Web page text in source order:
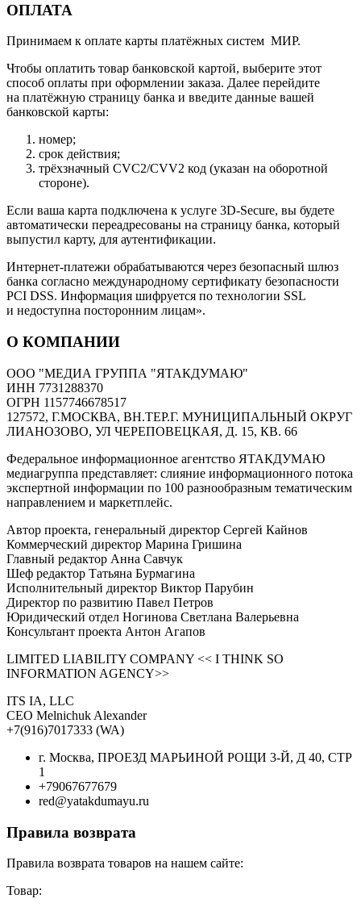
ОПЛАТА
Принимаем к оплате карты платёжных систем МИР.
Чтобы оплатить товар банковской картой, выберите этот
способ оплаты при оформлении заказа. Далее перейдите
на платёжную страницу банка и введите данные вашей
банковской карты:
номер;
срок действия;
трёхзначный CVC2/CVV2 код (указан на оборотной
стороне).
Если ваша карта подключена к услуге 3D-Secure, вы будете
автоматически переадресованы на страницу банка, который
выпустил карту, для аутентификации.
Интернет-платежи обрабатываются через безопасный шлюз
банка согласно международному сертификату безопасности
PCI DSS. Информация шифруется по технологии SSL
и недоступна посторонним лицам».
О КОМПАНИИ
ООО "МЕДИА ГРУППА "ЯТАКДУМАЮ"
ИНН 7731288370
ОГРН 1157746678517
127572, Г.МОСКВА, ВН.ТЕР.Г. МУНИЦИПАЛЬНЫЙ ОКРУГ
ЛИАНОЗОВО, УЛ ЧЕРЕПОВЕЦКАЯ, Д. 15, КВ. 66
Федеральное информационное агентство ЯТАКДУМАЮ
медиагруппа представляет: слияние информационного потока
экспертной информации по 100 разнообразным тематическим
направлением и маркетплейс.
Автор проекта, генеральный директор Сергей Кайнов
Коммерческий директор Марина Гришина
Главный редактор Анна Савчук
Шеф редактор Татьяна Бурмагина
Исполнительный директор Виктор Парубин
Директор по развитию Павел Петров
Юридический отдел Ногинова Светлана Валерьевна
Консультант проекта Антон Агапов
LIMITED LIABILITY COMPANY << I THINK SO
INFORMATION AGENCY>>
ITS IA, LLC
CEO Melnichuk Alexander
+7(916)7017333 (WA)
г. Москва, ПРОЕЗД МАРЬИНОЙ РОЩИ 3-Й, Д 40, СТР
1
+79067677679
red@yatakdumayu.ru
Правила возврата
Правила возврата товаров на нашем сайте:
Товар: